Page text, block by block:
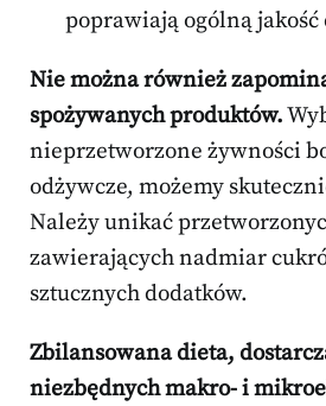
poprawiają ogólną jakość
Nie można również
spożywanych produktów.
nieprzetworzone żywności
odżywcze, możemy
Należy unikać
zawierających nadmiar
sztucznych dodatków.
Zbilansowana dieta,
niezbędnych makro- i